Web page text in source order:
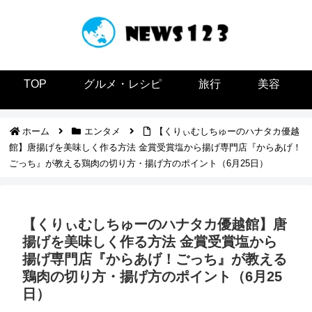
TOP グルメ・レシピ 旅行 美容
ホーム エンタメ
【くりぃむしちゅーのハナタカ優越
館】唐揚げを美味しく作る方法 金賞受賞塩から揚げ専門店『からあげ！
ごっち』が教える鶏肉の切り方・揚げ方のポイント（6月25日）
【くりぃむしちゅーのハナタカ優越館】唐
揚げを美味しく作る方法 金賞受賞塩から
揚げ専門店『からあげ！ごっち』が教える
鶏肉の切り方・揚げ方のポイント（6月25
日）